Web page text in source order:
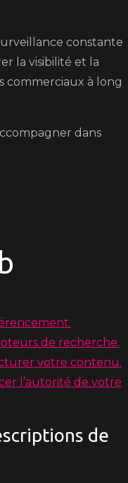
constante
la visibilité et la
commerciaux à long
dans
de recherche.
votre contenu.
l’autorité de votre
de